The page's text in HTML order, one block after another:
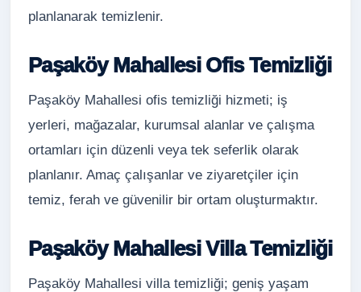
planlanarak temizlenir.
Paşaköy Mahallesi Ofis Temizliği
Paşaköy Mahallesi ofis temizliği hizmeti; iş
yerleri, mağazalar, kurumsal alanlar ve çalışma
ortamları için düzenli veya tek seferlik olarak
planlanır. Amaç çalışanlar ve ziyaretçiler için
temiz, ferah ve güvenilir bir ortam oluşturmaktır.
Paşaköy Mahallesi Villa Temizliği
Paşaköy Mahallesi villa temizliği; geniş yaşam